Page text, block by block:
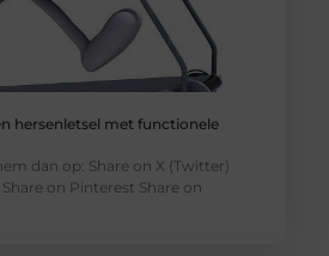
hersenletsel met functionele
dan op: Share on X (Twitter)
on Pinterest Share on